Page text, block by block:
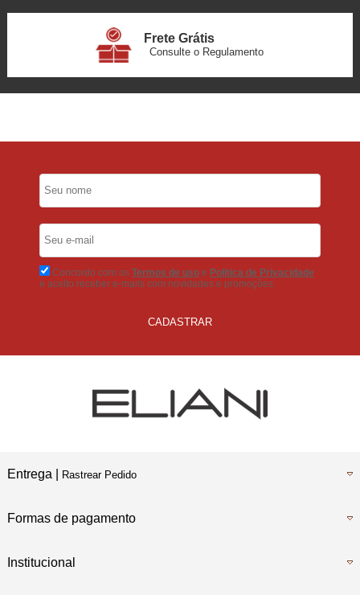
Frete Grátis
Consulte o Regulamento
Concordo com os Termos de usoe Politica de Privacidade
e aceito receber e-mails com novidades e promoções.
CADASTRAR
Entrega | Rastrear Pedido
Formas de pagamento
Institucional